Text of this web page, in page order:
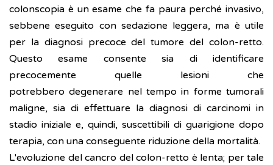
colonscopia è un esame che fa paura perché invasivo,
sebbene eseguito con sedazione leggera, ma è utile
per la diagnosi precoce del tumore del colon-retto.
Questo esame consente sia di identificare
precocemente quelle lesioni che
potrebbero degenerare nel tempo in forme tumorali
maligne, sia di effettuare la diagnosi di carcinomi in
stadio iniziale e, quindi, suscettibili di guarigione dopo
terapia, con una conseguente riduzione della mortalità.
L'evoluzione del cancro del colon-retto è lenta; per tale